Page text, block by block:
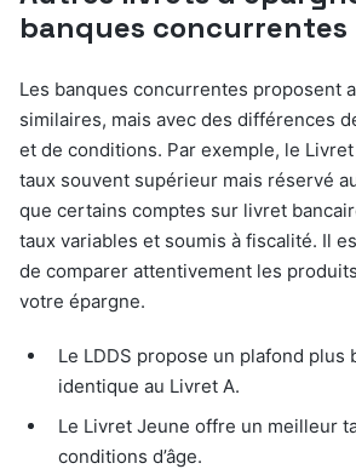
banques concurrentes
Les banques concurrentes proposent
similaires, mais avec des différences
et de conditions. Par exemple, le
taux souvent supérieur mais réservé
que certains comptes sur livret
taux variables et soumis à fiscalité. Il
de comparer attentivement les
votre épargne.
Le LDDS propose un plafond plus
identique au Livret A.
Le Livret Jeune offre un meilleur
conditions d’âge.